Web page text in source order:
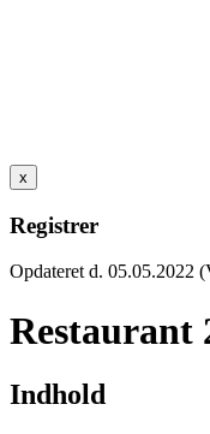
x
Registrer
Opdateret d. 05.05.2022
Restaurant
Indhold